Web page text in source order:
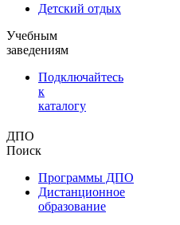
Детский отдых
Учебным
заведениям
Подключайтесь
к
каталогу
ДПО
Поиск
Программы ДПО
Дистанционное
образование